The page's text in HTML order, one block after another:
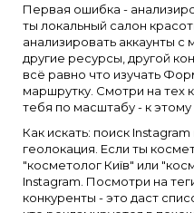
Первая ошибка -
ты локальный салон
анализировать аккаунты
другие ресурсы, другой
всё равно что изучать
маршрутку. Смотри на тех
тебя по масштабу - к этому
Как искать: поиск
геолокация. Если ты
"косметолог Київ" или
Instagram. Посмотри на
конкуренты - это даст